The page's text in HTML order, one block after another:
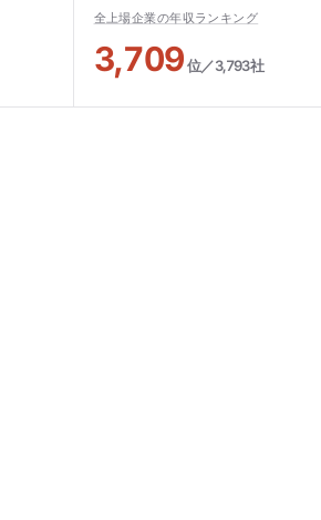
全上場企業の年収ランキング
3,709位／3,793社